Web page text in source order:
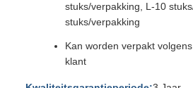
stuks/verpakking, L-10
stuks/verpakking
Kan worden verpakt
klant